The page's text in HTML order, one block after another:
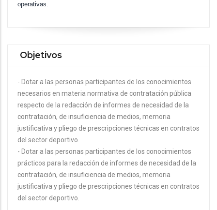
operativas.
Objetivos
- Dotar a las personas participantes de los conocimientos
necesarios en materia normativa de contratación pública
respecto de la redacción de informes de necesidad de la
contratación, de insuficiencia de medios, memoria
justificativa y pliego de prescripciones técnicas en contratos
del sector deportivo.
- Dotar a las personas participantes de los conocimientos
prácticos para la redacción de informes de necesidad de la
contratación, de insuficiencia de medios, memoria
justificativa y pliego de prescripciones técnicas en contratos
del sector deportivo.